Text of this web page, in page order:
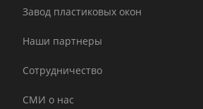
Завод пластиковых окон
Наши партнеры
Сотрудничество
СМИ о нас